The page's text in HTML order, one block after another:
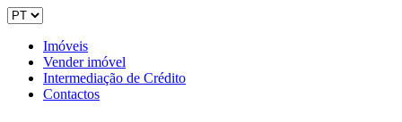
Imóveis
Vender imóvel
Intermediação de Crédito
Contactos